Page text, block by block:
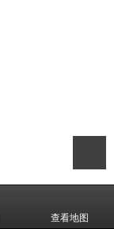
查看地图